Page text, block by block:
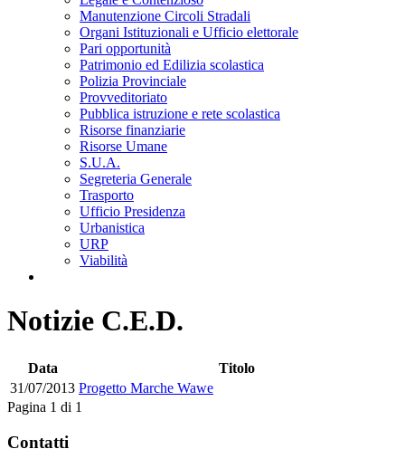
Manutenzione Circoli Stradali
Organi Istituzionali e Ufficio elettorale
Pari opportunità
Patrimonio ed Edilizia scolastica
Polizia Provinciale
Provveditoriato
Pubblica istruzione e rete scolastica
Risorse finanziarie
Risorse Umane
S.U.A.
Segreteria Generale
Trasporto
Ufficio Presidenza
Urbanistica
URP
Viabilità
Notizie C.E.D.
Data
Titolo
31/07/2013 Progetto Marche Wawe
Pagina 1 di 1
Contatti